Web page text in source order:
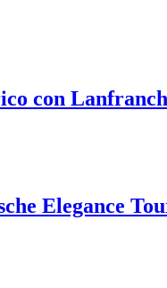
con
Elegance